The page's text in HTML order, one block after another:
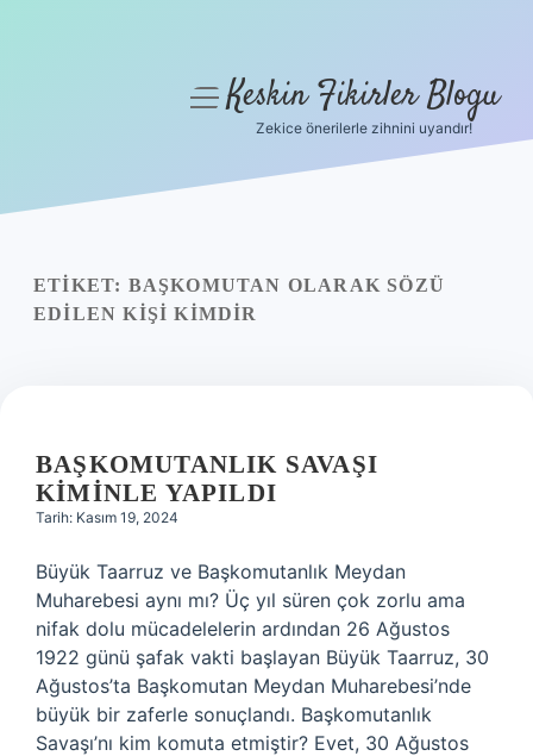
Yasal Uyarı
menüyüKeskin Fikirler Blogu
Zekice önerilerle zihnini uyandır!
ETIKET: BAŞKOMUTAN OLARAK SÖZÜ
EDILEN KIŞI KIMDIR
BAŞKOMUTANLIK SAVAŞI
KIMINLE YAPILDI
Tarih: Kasım 19, 2024
Büyük Taarruz ve Başkomutanlık Meydan
Muharebesi aynı mı? Üç yıl süren çok zorlu ama
nifak dolu mücadelelerin ardından 26 Ağustos
1922 günü şafak vakti başlayan Büyük Taarruz, 30
Ağustos’ta Başkomutan Meydan Muharebesi’nde
büyük bir zaferle sonuçlandı. Başkomutanlık
Savaşı’nı kim komuta etmiştir? Evet, 30 Ağustos